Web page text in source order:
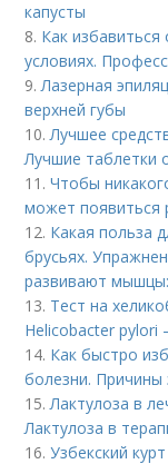
капусты
8. Как
условиях.
9.Лазерная
верхней губы
10.Лучшее
Лучшие таблетки
11.Чтобы
может появиться
12. Какая польза
брусьях.
развивают мышцы:
13. Тест на
Helicobacter pylori
14. Как быстро
болезни. Причины
15.Лактулоза в
Лактулоза в
16.Узбекский